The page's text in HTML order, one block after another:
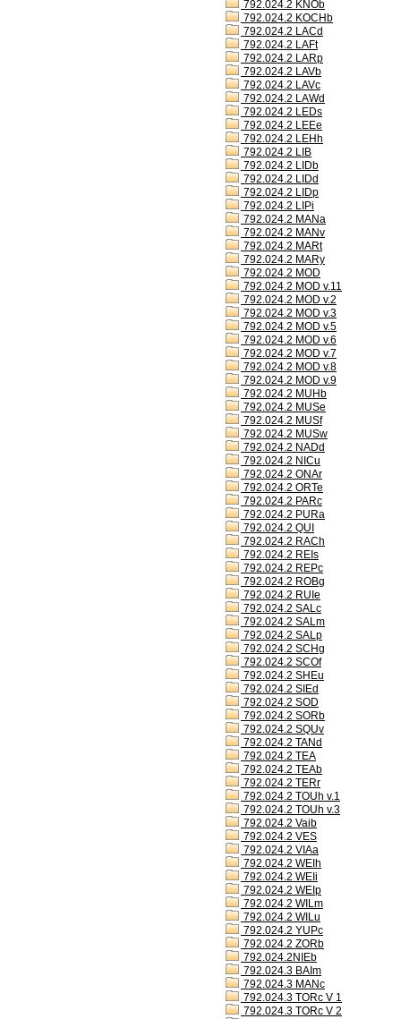
792.024.2 KNOb
792.024.2 KOCHb
792.024.2 LACd
792.024.2 LAFt
792.024.2 LARp
792.024.2 LAVb
792.024.2 LAVc
792.024.2 LAWd
792.024.2 LEDs
792.024.2 LEEe
792.024.2 LEHh
792.024.2 LIB
792.024.2 LIDb
792.024.2 LIDd
792.024.2 LIDp
792.024.2 LIPi
792.024.2 MANa
792.024.2 MANv
792.024.2 MARt
792.024.2 MARy
792.024.2 MOD
792.024.2 MOD v.11
792.024.2 MOD v.2
792.024.2 MOD v.3
792.024.2 MOD v.5
792.024.2 MOD v.6
792.024.2 MOD v.7
792.024.2 MOD v.8
792.024.2 MOD v.9
792.024.2 MUHb
792.024.2 MUSe
792.024.2 MUSf
792.024.2 MUSw
792.024.2 NADd
792.024.2 NICu
792.024.2 ONAr
792.024.2 ORTe
792.024.2 PARc
792.024.2 PURa
792.024.2 QUI
792.024.2 RACh
792.024.2 REIs
792.024.2 REPc
792.024.2 ROBg
792.024.2 RUIe
792.024.2 SALc
792.024.2 SALm
792.024.2 SALp
792.024.2 SCHg
792.024.2 SCOf
792.024.2 SHEu
792.024.2 SIEd
792.024.2 SOD
792.024.2 SORb
792.024.2 SQUv
792.024.2 TANd
792.024.2 TEA
792.024.2 TEAb
792.024.2 TERr
792.024.2 TOUh v.1
792.024.2 TOUh v.3
792.024.2 Vaib
792.024.2 VES
792.024.2 VIAa
792.024.2 WEIh
792.024.2 WEIi
792.024.2 WEIp
792.024.2 WILm
792.024.2 WILu
792.024.2 YUPc
792.024.2 ZORb
792.024.2NIEb
792.024.3 BAIm
792.024.3 MANc
792.024.3 TORc V 1
792.024.3 TORc V 2